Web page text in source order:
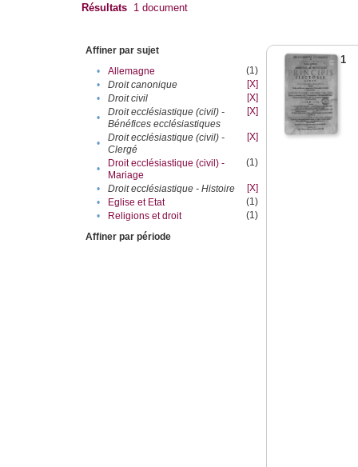
Résultats 1 document
Affiner par sujet
•
Allemagne
(1)
•
Droit canonique
[X]
•
Droit civil
[X]
•
Droit ecclésiastique (civil) -
Bénéfices ecclésiastiques
[X]
•
Droit ecclésiastique (civil) -
Clergé
[X]
•
Droit ecclésiastique (civil) -
Mariage
(1)
• Droit ecclésiastique - Histoire
[X]
•
Eglise et Etat
(1)
•
Religions et droit
(1)
Affiner par période
1